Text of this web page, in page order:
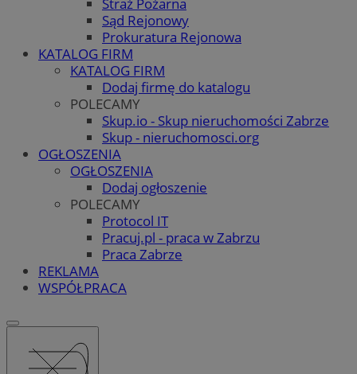
Sąd Rejonowy
Prokuratura Rejonowa
KATALOG FIRM
KATALOG FIRM
Dodaj firmę do katalogu
POLECAMY
Skup.io - Skup nieruchomości Zabrze
Skup - nieruchomosci.org
OGŁOSZENIA
OGŁOSZENIA
Dodaj ogłoszenie
POLECAMY
Protocol IT
Pracuj.pl - praca w Zabrzu
Praca Zabrze
REKLAMA
WSPÓŁPRACA